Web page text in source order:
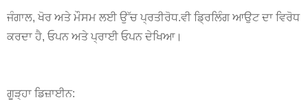
ਜੰਗਾਲ, ਖੋਰ ਅਤੇ ਮੌਸਮ ਲਈ ਉੱਚ ਪ੍ਰਤੀਰੋਧ.ਵੀ ਡ੍ਰਿਲਿੰਗ ਆਉਟ ਦਾ ਵਿਰੋਧ
ਕਰਦਾ ਹੈ, ਓਪਨ ਅਤੇ ਪ੍ਰਾਈ ਓਪਨ ਦੇਖਿਆ।
ਗੂੜ੍ਹਾ ਡਿਜ਼ਾਈਨ: